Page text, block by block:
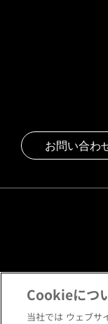
お問い合わ
Cookieにつ
当社では ウェブサ